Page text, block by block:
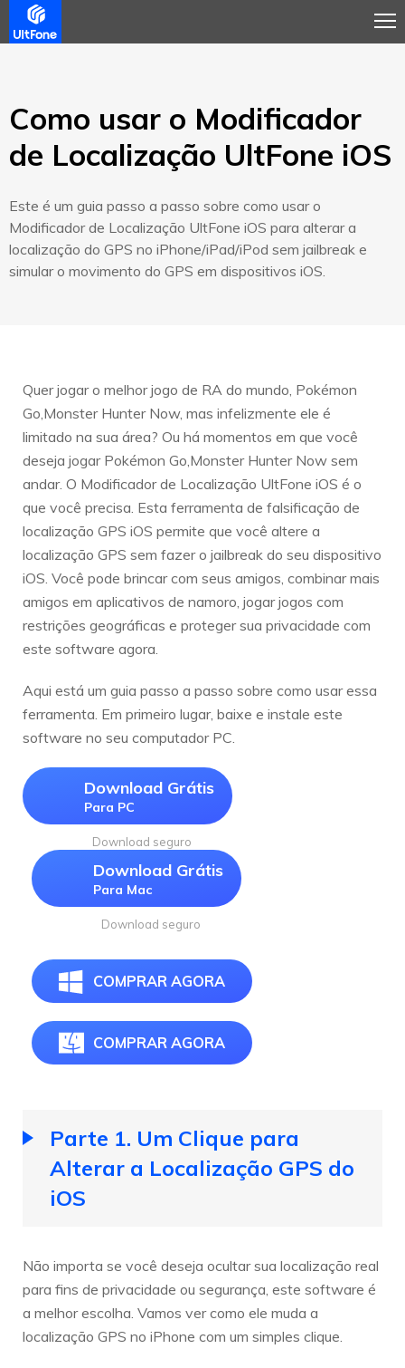
Visão Geral
Como usar o Modificador
de Localização UltFone iOS
Este é um guia passo a passo sobre como usar o
Modificador de Localização UltFone iOS para alterar a
localização do GPS no iPhone/iPad/iPod sem jailbreak e
simular o movimento do GPS em dispositivos iOS.
Quer jogar o melhor jogo de RA do mundo, Pokémon
Go,Monster Hunter Now, mas infelizmente ele é
limitado na sua área? Ou há momentos em que você
deseja jogar Pokémon Go,Monster Hunter Now sem
andar. O Modificador de Localização UltFone iOS é o
que você precisa. Esta ferramenta de falsificação de
localização GPS iOS permite que você altere a
localização GPS sem fazer o jailbreak do seu dispositivo
iOS. Você pode brincar com seus amigos, combinar mais
amigos em aplicativos de namoro, jogar jogos com
restrições geográficas e proteger sua privacidade com
este software agora.
Aqui está um guia passo a passo sobre como usar essa
ferramenta. Em primeiro lugar, baixe e instale este
software no seu computador PC.
Download Grátis
Para PC
Download seguro
Download Grátis
Para Mac
Download seguro
COMPRAR AGORA
COMPRAR AGORA
Parte 1. Um Clique para
Alterar a Localização GPS do
iOS
Não importa se você deseja ocultar sua localização real
para fins de privacidade ou segurança, este software é
a melhor escolha. Vamos ver como ele muda a
localização GPS no iPhone com um simples clique.